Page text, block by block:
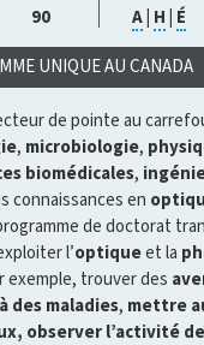
90
ACliquer
pour
ouvrir
H
pour
ouvrir
É
UNIQUE AU CANADA
de pointe au
, microbiologie,
biomédicales,
connaissances en
de doctorat
l’optiqueet la
exemple, trouver des
des maladies, mettre
observer l’activité